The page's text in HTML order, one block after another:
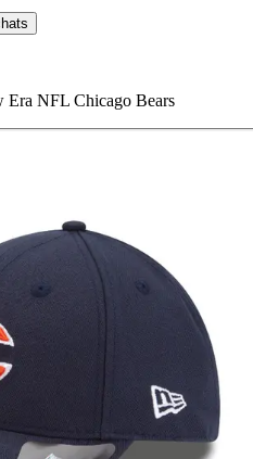
Era NFL Chicago Bears